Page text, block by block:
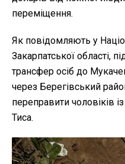
переміщення.
Як повідомляють у
Закарпатської області,
трансфер осіб до
через Берегівський
переправити чоловіків
Тиса.